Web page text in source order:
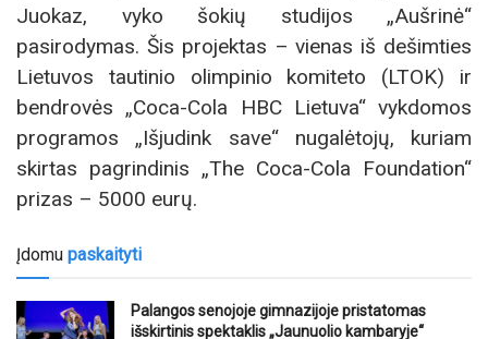
Juokaz, vyko šokių studijos „Aušrinė“
pasirodymas. Šis projektas – vienas iš dešimties
Lietuvos tautinio olimpinio komiteto (LTOK) ir
bendrovės „Coca-Cola HBC Lietuva“ vykdomos
programos „Išjudink save“ nugalėtojų, kuriam
skirtas pagrindinis „The Coca-Cola Foundation“
prizas – 5000 eurų.
Įdomu paskaityti
Palangos senojoje gimnazijoje pristatomas
išskirtinis spektaklis „Jaunuolio kambaryje“